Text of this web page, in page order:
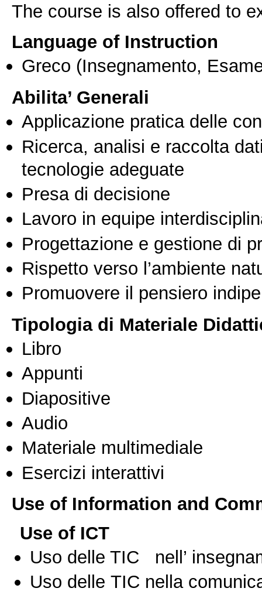
The course is also offered to
Language of Instruction
Greco (Insegnamento,
Abilita’ Generali
Applicazione pratica delle
Ricerca, analisi e raccolta
tecnologie adeguate
Presa di decisione
Lavoro in equipe
Progettazione e gestione di
Rispetto verso l’ambiente
Promuovere il pensiero
Tipologia di Materiale
Libro
Appunti
Diapositive
Audio
Materiale multimediale
Esercizi interattivi
Use of Information and
Use of ICT
Uso delle TIC nell’
Uso delle TIC nella